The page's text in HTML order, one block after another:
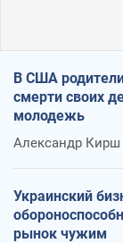
В США
смерти своих
молодежь
Александр Кирш
Украинский
рынок чужим